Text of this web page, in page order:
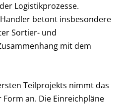
Logistikprozesse.
betont insbesondere
Sortier- und
mit dem
Teilprojekts nimmt das
an. Die Einreichpläne